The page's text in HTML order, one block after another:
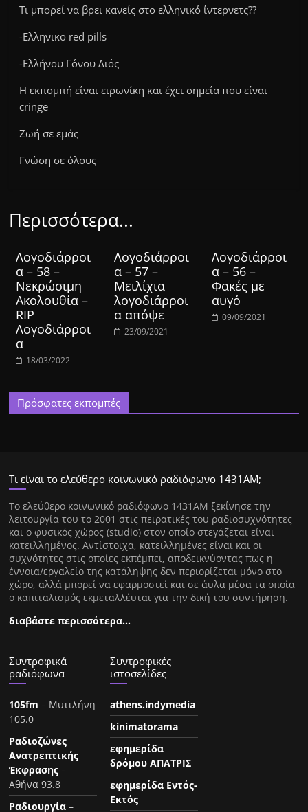
Τι μπορεί να βρει κανείς στο ελληνικό ίντερνετς??
-Ελληνικο red pills
-Ελλήνου Γόνου Διός
Η εκπομπή είναι ειρωνίκη και έχει σημεία που είναι
cringe
Ζωή σε εμάς
Γνώση σε όλους
Περισσότερα...
Λογοδιάρροι
α – 58 –
Νεκρώσιμη
Ακολουθία –
RIP
Λογοδιάρροι
α
18/03/2022
Λογοδιάρροι
α – 57 –
Μειλίχια
λογοδιάρροι
α απόψε
23/09/2021
Λογοδιάρροι
α – 56 –
Φακές με
αυγό
09/09/2021
Πρόσφατες εκπομπές
Τι είναι το ελεύθερο κοινωνικό ραδιόφωνο 1431ΑΜ;
Tο ελεύθερο κοινωνικό ραδιόφωνο 1431AM ξεκίνησε την
λειτουργία του το 2001 στις πειρατικές του ραδιοσυχνότητες
και ο φυσικός χώρος (studio) στον οποίο στεγάζεται είναι
κατειλλημένος. Αντίστοιχα, κατειλλημένες είναι και οι
συχνότητες στις οποίες εκπέμπει, αποδεικνύοντας πως η
έννοια/εργαλείο της κατάληψης δεν περιορίζεται μόνο στο
χώρο, αλλά μπορεί να εφαρμοστεί και σε άυλα μέσα τα οποία
ο καπιταλισμός εκμεταλλέυται για την δική του συντήρηση.
διαβάστε περισσότερα…
Συντροφικά
ραδιόφωνα
105fm – Μυτιλήνη
105.0
Ραδιοζώνες
Ανατρεπτικής
Έκφρασης –
Αθήνα 93.8
Ραδιουργία –
Συντροφικές
ιστοσελίδες
athens.indymedia
kinimatorama
εφημερίδα
δρόμου ΑΠΑΤΡΙΣ
εφημερίδα Εντός-
Εκτός